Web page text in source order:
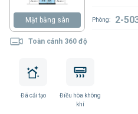
Mặt bằng sàn
Toàn cảnh 360 độ
Phòng: 2-
Đã cải tạo
Điều hòa không
khí